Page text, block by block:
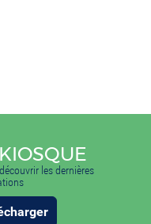
les dernières